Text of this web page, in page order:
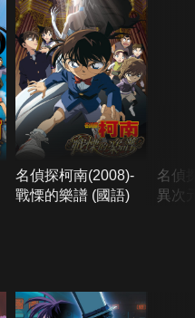
名偵探柯南(2008)-
戰慄的樂譜 (國語)
名偵
異次